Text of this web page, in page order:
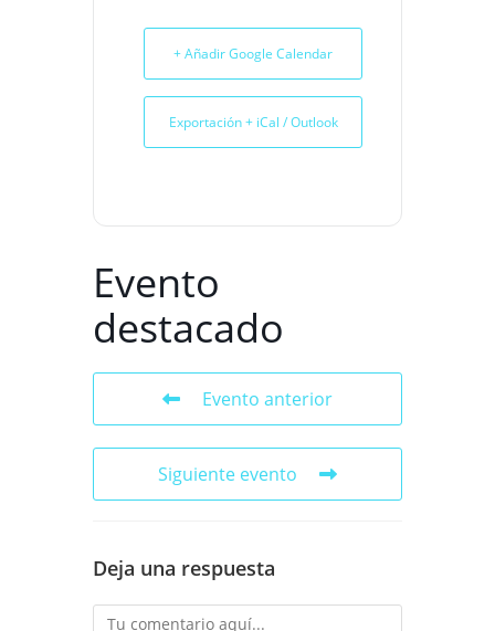
+ Añadir Google Calendar
Exportación + iCal / Outlook
Evento
destacado
Evento anterior
Siguiente evento
Deja una respuesta
Comentario